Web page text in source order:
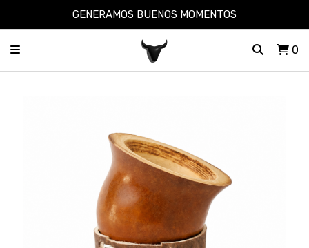
GENERAMOS BUENOS MOMENTOS
0